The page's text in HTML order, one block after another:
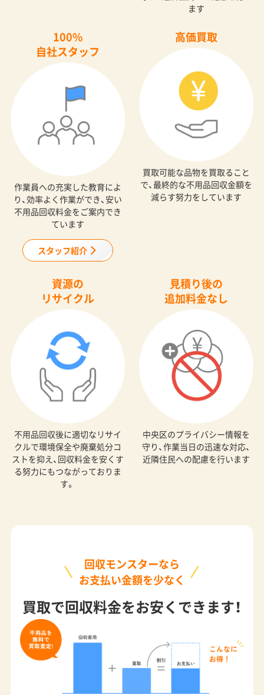
ます
100%
自社スタッフ
作業員への充実した教育によ
り、効率よく作業ができ、安い
不用品回収料金をご案内でき
ています
スタッフ紹介
高価買取
買取可能な品物を買取ること
で、最終的な不用品回収金額を
減らす努力をしています
資源の
リサイクル
不用品回収後に適切なリサイ
クルで環境保全や廃棄処分コ
ストを抑え、回収料金を安くす
る努力にもつながっておりま
す。
見積り後の
追加料金なし
中央区のプライバシー情報を
守り、作業当日の迅速な対応、
近隣住民への配慮を行います
回収モンスターなら
お支払い金額を少なく
買取で回収料金をお安くできます！